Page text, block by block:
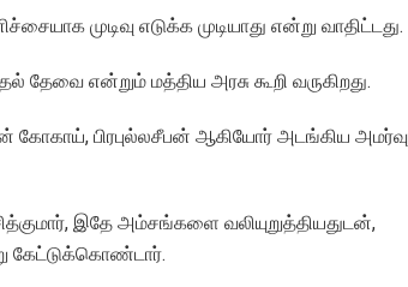
முடிவு எடுக்க முடியாது என்று வாதிட்டது.
தேவை என்றும் மத்திய அரசு கூறி வருகிறது.
பிரபுல்லசீபன் ஆகியோர் அடங்கிய அமர்வு
இதே அம்சங்களை வலியுறுத்தியதுடன்,
கேட்டுக்கொண்டார்.